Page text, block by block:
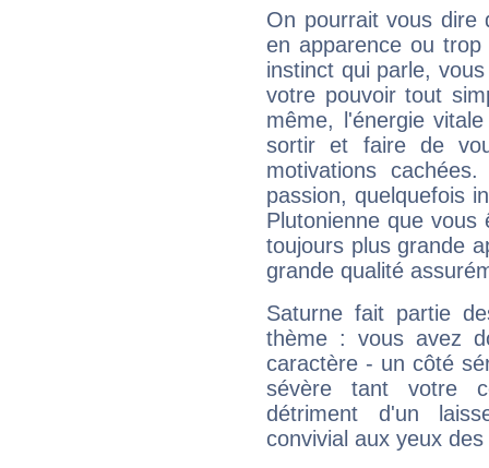
On pourrait vous dire
en apparence ou
instinct qui parle,
votre pouvoir tout
même, l'énergie
sortir et faire de
motivations
passion, quelquefois
Plutonienne que
toujours plus grande
grande qualité
Saturne fait partie
thème : vous avez
caractère - un côté
sévère tant votre
détriment d'un
convivial aux yeux